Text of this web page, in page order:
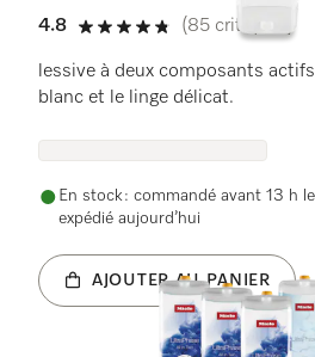
4.8
4.8 étoiles sur 5
(85 critiques)
lessive à deux composants
blanc et le linge délicat.
En stock : commandé avant 13 h
expédié aujourd’hui
AJOUTER AU PANIER